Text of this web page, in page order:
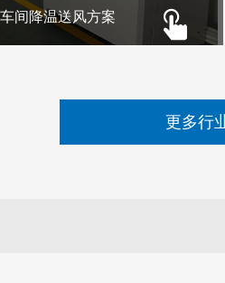
间降温送风方案
更多行